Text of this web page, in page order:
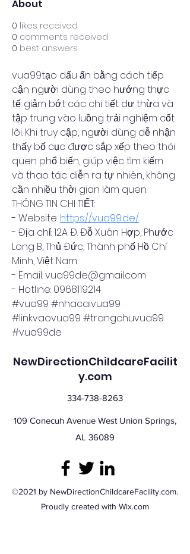
About
0 likes received
0 comments received
0 best answers
vua99tạo dấu ấn bằng cách tiếp
cận người dùng theo hướng thực
tế: giảm bớt các chi tiết dư thừa và
tập trung vào luồng trải nghiệm cốt
lõi. Khi truy cập, người dùng dễ nhận
thấy bố cục được sắp xếp theo thói
quen phổ biến, giúp việc tìm kiếm
và thao tác diễn ra tự nhiên, không
cần nhiều thời gian làm quen.
THÔNG TIN CHI TIẾT:
- Website: https://vua99.de/
- Địa chỉ: 12A Đ. Đỗ Xuân Hợp, Phước
Long B, Thủ Đức, Thành phố Hồ Chí
Minh, Việt Nam
- Email: vua99de@gmail.com
- Hotline: 0968119214
#vua99 #nhacaivua99
#linkvaovua99 #trangchuvua99
#vua99de
NewDirectionChildcareFacilit
y.com
334-738-8263
109 Conecuh Avenue West Union Springs,
AL 36089
©2021 by NewDirectionChildcareFacility.com.
Proudly created with Wix.com